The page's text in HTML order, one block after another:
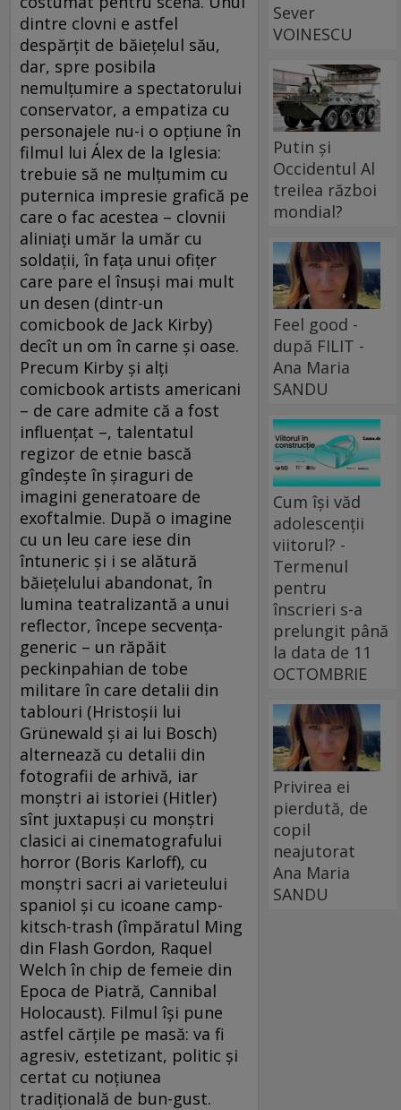
dintre clovni e astfel
despărţit de băieţelul său,
dar, spre posibila
nemulţumire a spectatorului
conservator, a empatiza cu
personajele nu-i o opţiune în
filmul lui Álex de la Iglesia:
trebuie să ne mulţumim cu
puternica impresie grafică pe
care o fac acestea – clovnii
aliniaţi umăr la umăr cu
soldaţii, în faţa unui ofiţer
care pare el însuşi mai mult
un desen (dintr-un
comicbook de Jack Kirby)
decît un om în carne şi oase.
Precum Kirby şi alţi
comicbook artists americani
– de care admite că a fost
influenţat –, talentatul
regizor de etnie bască
gîndeşte în şiraguri de
imagini generatoare de
exoftalmie. După o imagine
cu un leu care iese din
întuneric şi i se alătură
băieţelului abandonat, în
lumina teatralizantă a unui
reflector, începe secvenţa-
generic – un răpăit
peckinpahian de tobe
militare în care detalii din
tablouri (Hristoşii lui
Grünewald şi ai lui Bosch)
alternează cu detalii din
fotografii de arhivă, iar
monştri ai istoriei (Hitler)
sînt juxtapuşi cu monştri
clasici ai cinematografului
horror (Boris Karloff), cu
monştri sacri ai varieteului
spaniol şi cu icoane camp-
kitsch-trash (împăratul Ming
din Flash Gordon, Raquel
Welch în chip de femeie din
Epoca de Piatră, Cannibal
Holocaust). Filmul îşi pune
astfel cărţile pe masă: va fi
agresiv, estetizant, politic şi
certat cu noţiunea
tradiţională de bun-gust.
Sever
VOINESCU
Putin și
Occidentul Al
treilea război
mondial?
Feel good -
după FILIT -
Ana Maria
SANDU
Cum își văd
adolescenții
viitorul? -
Termenul
pentru
înscrieri s-a
prelungit până
la data de 11
OCTOMBRIE
Privirea ei
pierdută, de
copil
neajutorat
Ana Maria
SANDU